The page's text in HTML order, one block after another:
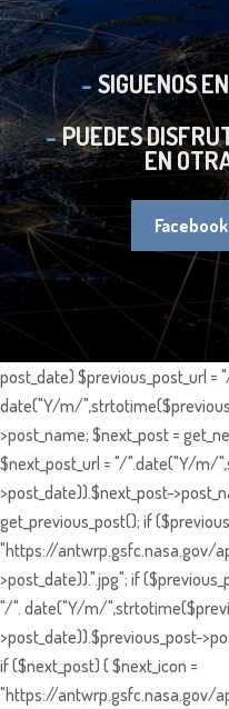
SIGUENOS
PUEDES
EN
Facebook
post_date) $previous_post_url =
date("Y/m/
>post_name; $next_post =
$next_post_url = "/".date("Y/m/
>post_date)).$next_post-
get_previous_post(); if
"https://antwrp.gsfc.nasa.gov/
>post_date)).".jpg"; if
"/". date("Y/m/
>post_date)).$previous_post-
if ($next_post) { $next_icon =
"https://antwrp.gsfc.nasa.gov/